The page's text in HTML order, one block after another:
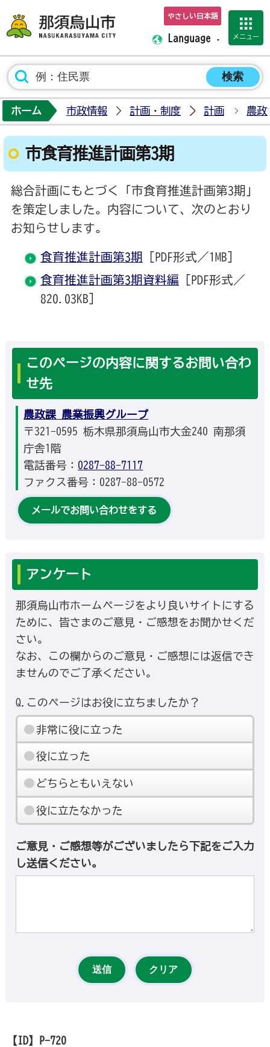
那須烏山市ホーム
やさしい日本語
Language メニュー
ホーム 市政情報 計画・制度 計画 農政
市食育推進計画第3期
総合計画にもとづく「市食育推進計画第3期」
を策定しました。内容について、次のとおり
お知らせします。
食育推進計画第3期
[PDF形式／1MB]
食育推進計画第3期資料編 [PDF形式／
820.03KB]
このページの内容に関するお問い合わ
せ先
農政課 農業振興グループ
〒321-0595 栃木県那須烏山市大金240 南那須
庁舎1階
電話番号： 0287-88-7117
ファクス番号：0287-88-0572
メールでお問い合わせをする
アンケート
那須烏山市ホームページをより良いサイトにする
ために、皆さまのご意見・ご感想をお聞かせくだ
さい。
なお、この欄からのご意見・ご感想には返信でき
ませんのでご了承ください。
Q.このページはお役に立ちましたか？
非常に役に立った
役に立った
どちらともいえない
役に立たなかった
ご意見・ご感想等がございましたら下記をご入力
し送信ください。
【ID】
P-720